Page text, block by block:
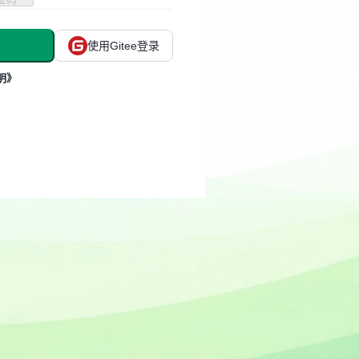
使用Gitee登录
》